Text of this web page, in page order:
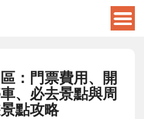
：門票費用、開
、必去景點與周
點攻略